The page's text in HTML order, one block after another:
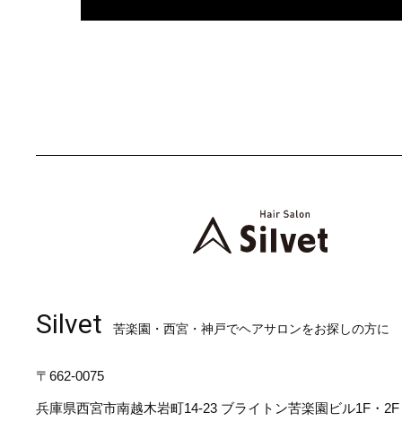
Silvet 苦楽園・西宮・神戸でヘアサロンをお探しの方に
〒662-0075
兵庫県西宮市南越木岩町14-23 ブライトン苦楽園ビル1F・2F